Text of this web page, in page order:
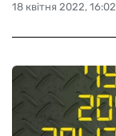
18 квітня 2022, 16:02